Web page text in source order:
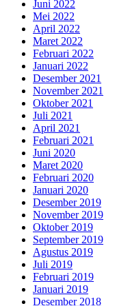
Juni 2022
Mei 2022
April 2022
Maret 2022
Februari 2022
Januari 2022
Desember 2021
November 2021
Oktober 2021
Juli 2021
April 2021
Februari 2021
Juni 2020
Maret 2020
Februari 2020
Januari 2020
Desember 2019
November 2019
Oktober 2019
September 2019
Agustus 2019
Juli 2019
Februari 2019
Januari 2019
Desember 2018